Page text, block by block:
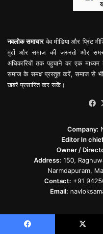
नवलोक समाचारवेव मीडिया और प्रिंट
मुद्दों और समाज की जरुरतो और
अधिकारियों तक पहुचाने का एक माध्यम
समाज के समक्ष प्रस्तुत करें, समाज से भी
खबरें प्रसारित कर सकें।
Company:
Editor In
Owner /
Address: 150,
Narmdapuram,
Contact: +91
Email:
Popular News